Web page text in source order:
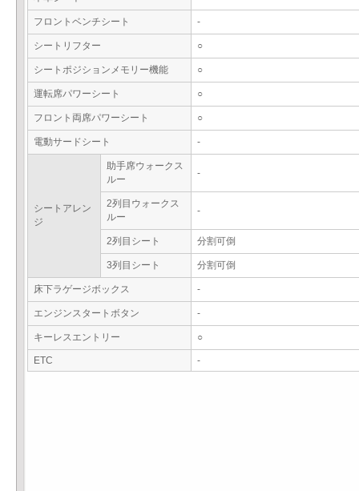
フロントベンチシート -
シートリフター ○
シートポジションメモリー機能 ○
運転席パワーシート ○
フロント両席パワーシート ○
電動サードシート -
シートアレン
ジ
助手席ウォークス
ルー
-
2列目ウォークス
ルー
-
2列目シート 分割可倒
3列目シート 分割可倒
床下ラゲージボックス -
エンジンスタートボタン -
キーレスエントリー ○
ETC -